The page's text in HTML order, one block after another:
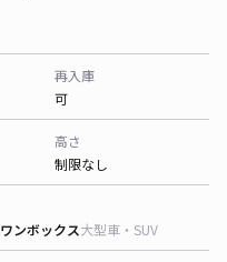
再入庫
可
高さ
制限なし
ワンボックス大型車・SUV